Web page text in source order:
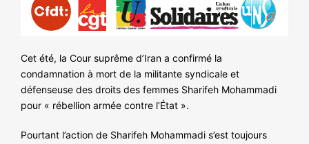
NOS ACTIONS
Cet été, la Cour suprême d’Iran a confirmé la
condamnation à mort de la militante syndicale et
défenseuse des droits des femmes Sharifeh Mohammadi
pour « rébellion armée contre l’État ».
Pourtant l’action de Sharifeh Mohammadi s’est toujours